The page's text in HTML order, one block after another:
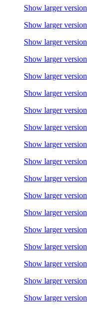
Show larger version
Show larger version
Show larger version
Show larger version
Show larger version
Show larger version
Show larger version
Show larger version
Show larger version
Show larger version
Show larger version
Show larger version
Show larger version
Show larger version
Show larger version
Show larger version
Show larger version
Show larger version